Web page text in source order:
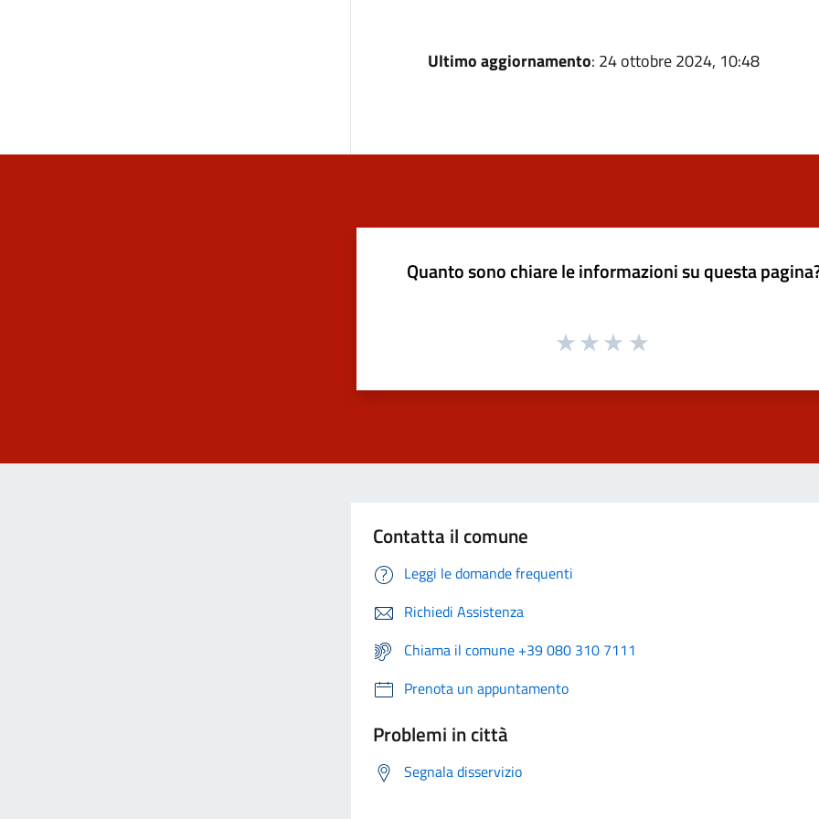
Ultimo aggiornamento: 24 ottobre 2024, 10:48
Quanto sono chiare le informazioni su questa
Contatta il comune
Leggi le domande frequenti
Richiedi Assistenza
Chiama il comune +39 080 310 7111
Prenota un appuntamento
Problemi in città
Segnala disservizio